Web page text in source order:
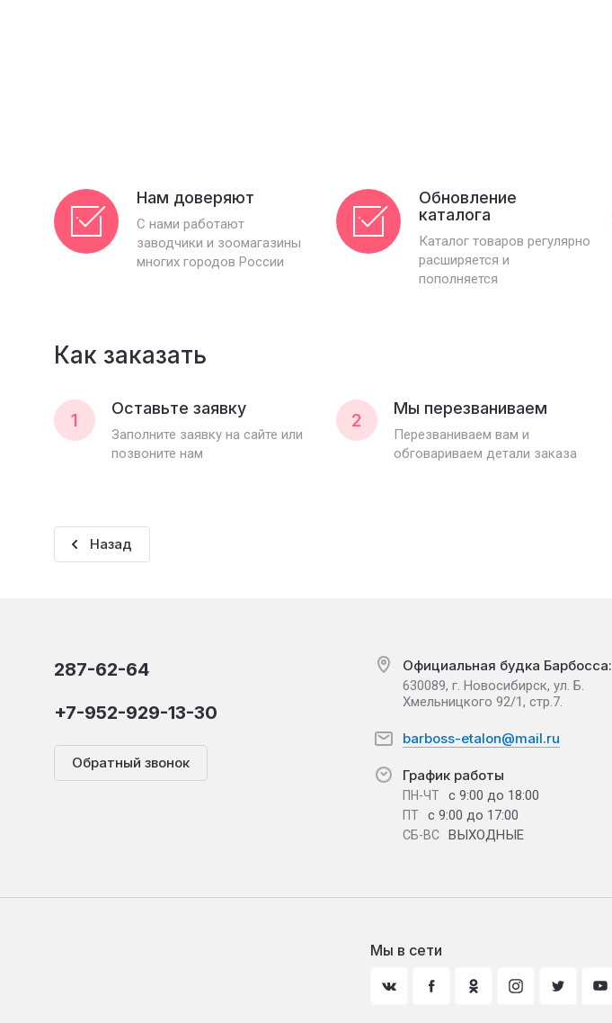
Нам доверяют
С нами работают
заводчики и зоомагазины
многих городов России
Обновление
каталога
Каталог товаров регулярно
расширяется и
пополняется
Как заказать
1
Оставьте заявку
Заполните заявку на сайте или
позвоните нам
2
Мы перезваниваем
Перезваниваем вам и
обговариваем детали заказа
Назад
287-62-64
+7-952-929-13-30
Обратный звонок
Официальная будка Барбосса:
630089, г. Новосибирск, ул. Б.
Хмельницкого 92/1, стр.7.
barboss-etalon@mail.ru
График работы
ПН-ЧТ с 9:00 до 18:00
ПТ с 9:00 до 17:00
СБ-ВС ВЫХОДНЫЕ
Мы в сети